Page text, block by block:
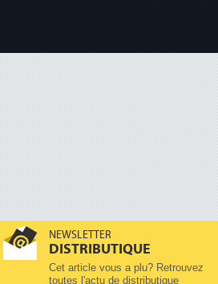
NEWSLETTER
DISTRIBUTIQUE
Cet article vous a plu? Retrouvez
toutes l'actu de distributique